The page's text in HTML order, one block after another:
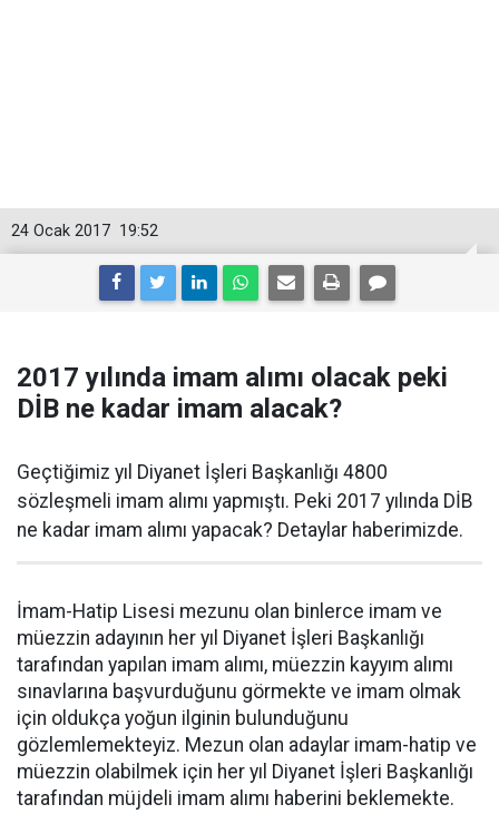
19:52
24 Ocak 2017
2017 yılında imam alımı olacak peki
DİB ne kadar imam alacak?
Geçtiğimiz yıl Diyanet İşleri Başkanlığı 4800
sözleşmeli imam alımı yapmıştı. Peki 2017 yılında DİB
ne kadar imam alımı yapacak? Detaylar haberimizde.
İmam-Hatip Lisesi mezunu olan binlerce imam ve
müezzin adayının her yıl Diyanet İşleri Başkanlığı
tarafından yapılan imam alımı, müezzin kayyım alımı
sınavlarına başvurduğunu görmekte ve imam olmak
için oldukça yoğun ilginin bulunduğunu
gözlemlemekteyiz. Mezun olan adaylar imam-hatip ve
müezzin olabilmek için her yıl Diyanet İşleri Başkanlığı
tarafından müjdeli imam alımı haberini beklemekte.